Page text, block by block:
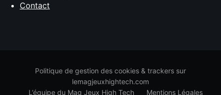
Contact
Politique de gestion des cookies & trackers sur
lemagjeuxhightech.com
L’équipe du Mag Jeux High Tech
Mentions Légales